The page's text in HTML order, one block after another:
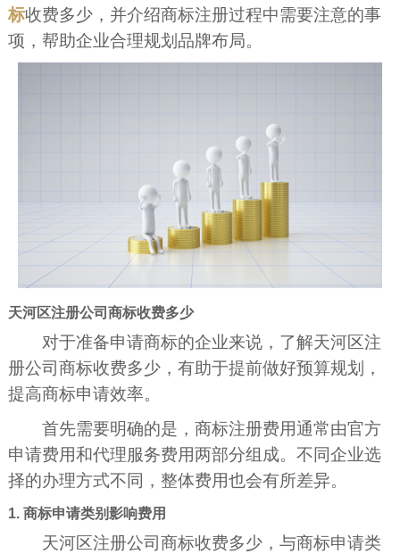
标收费多少，并介绍商标注册过程中需要注意的事
项，帮助企业合理规划品牌布局。
天河区注册公司商标收费多少
对于准备申请商标的企业来说，了解天河区注
册公司商标收费多少，有助于提前做好预算规划，
提高商标申请效率。
首先需要明确的是，商标注册费用通常由官方
申请费用和代理服务费用两部分组成。不同企业选
择的办理方式不同，整体费用也会有所差异。
1. 商标申请类别影响费用
天河区注册公司商标收费多少，与商标申请类